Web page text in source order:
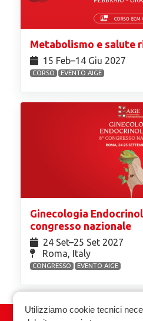
Metabolismo e salute
15 Feb⁠–14 Giu 2027
CORSO EVENTO AIGE
Ginecologia
congresso nazionale
24 Set⁠–25 Set 2027
Roma, Italy
CONGRESSO EVENTO AIGE
Utilizziamo cookie tecnici